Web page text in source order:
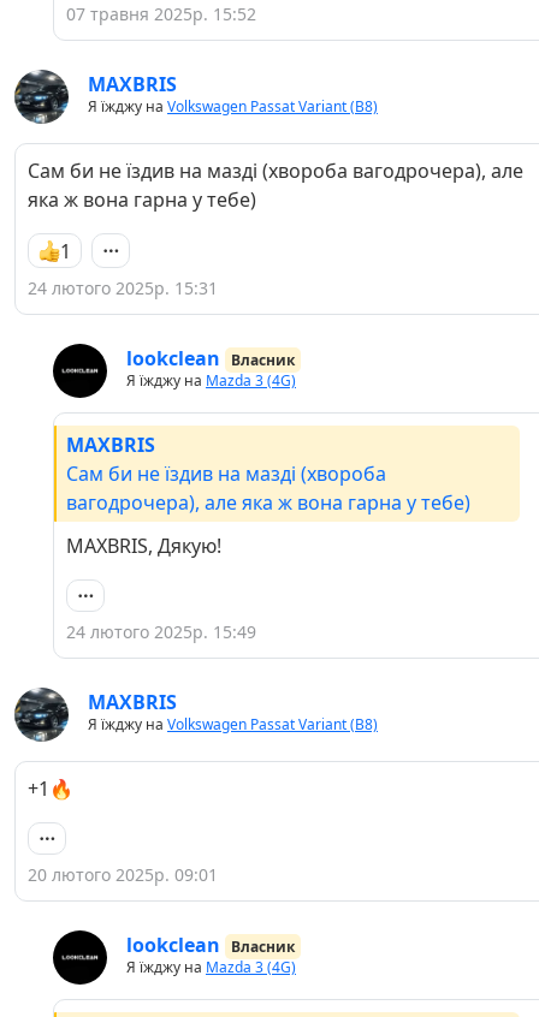
07 травня 2025р. 15:52
MAXBRIS
Я їжджу на Volkswagen Passat Variant (B8)
Сам би не їздив на мазді (хвороба вагодрочера), але
яка ж вона гарна у тебе)
1
24 лютого 2025р. 15:31
lookclean
Власник
Я їжджу на Mazda 3 (4G)
MAXBRIS
Сам би не їздив на мазді (хвороба
вагодрочера), але яка ж вона гарна у тебе)
MAXBRIS, Дякую!
24 лютого 2025р. 15:49
MAXBRIS
Я їжджу на Volkswagen Passat Variant (B8)
+1🔥
20 лютого 2025р. 09:01
lookclean
Власник
Я їжджу на Mazda 3 (4G)